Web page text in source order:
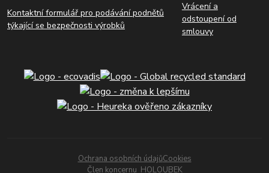
Kontaktní formulář pro podávání podnětů
týkající se bezpečnosti výrobků
Vrácení a
odstoupení od
smlouvy
Ochrana osobních údajůCookies
Člen koncernu HOLOUBEK